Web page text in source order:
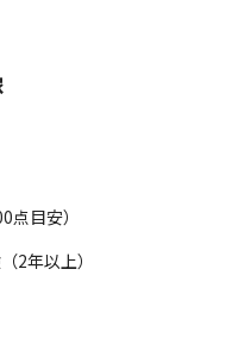
ます
およびGoogle Meetを
理解を深めます
を磨くための研修を用意
いる資格を取得するため
のコミュニケーション力
目指した研修を用意する
目安）
2年以上）